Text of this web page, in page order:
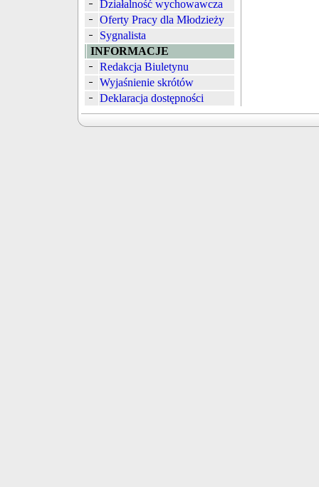
Działalność wychowawcza
Oferty Pracy dla Młodzieży
Sygnalista
INFORMACJE
Redakcja Biuletynu
Wyjaśnienie skrótów
Deklaracja dostępności